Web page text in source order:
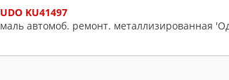
KU41497
автомоб. ремонт. металлизированная